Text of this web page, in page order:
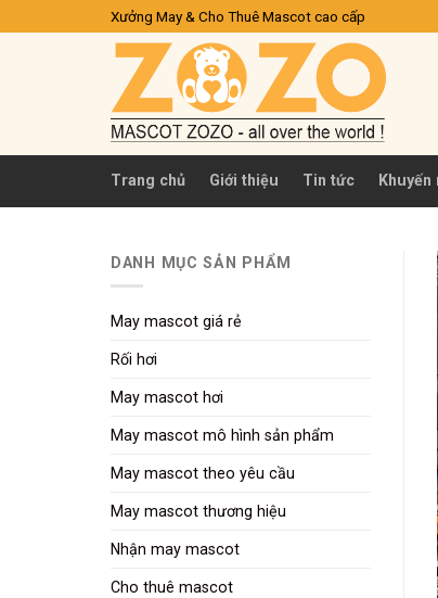
to
Xưởng May & Cho Thuê Mascot cao cấp
Trang chủ Giới thiệu Tin tức Khuyến
DANH MỤC SẢN PHẨM
May mascot giá rẻ
Rối hơi
May mascot hơi
May mascot mô hình sản phẩm
May mascot theo yêu cầu
May mascot thương hiệu
Nhận may mascot
Cho thuê mascot